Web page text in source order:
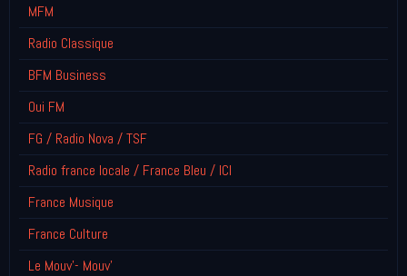
MFM
Radio Classique
BFM Business
Oui FM
FG / Radio Nova / TSF
Radio france locale / France Bleu / ICI
France Musique
France Culture
Le Mouv'- Mouv'